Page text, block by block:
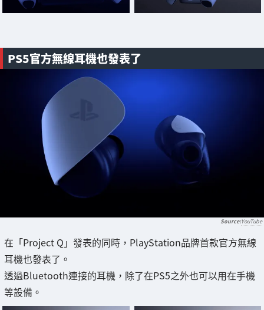
PS5官方無線耳機也發表了
YouTube
在「Project Q」發表的同時，PlayStation品牌首款官方無線
耳機也發表了。
透過Bluetooth連接的耳機，除了在PS5之外也可以用在手機
等設備。